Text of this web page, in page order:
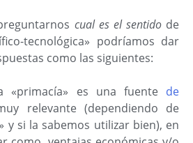
cual es el sentidode
tecnológica» podríamos dar
como las siguientes:
«primacía» es una fuente de
relevante (dependiendo de
y si la sabemos utilizar bien), en